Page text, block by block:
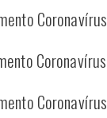
Coronavírus
Coronavírus
Coronavírus